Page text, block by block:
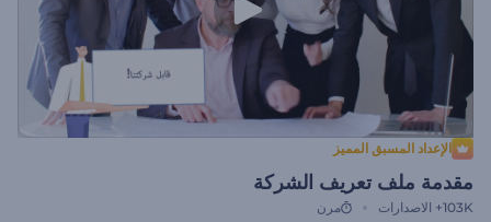
الإعداد المسبق المميز
مقدمة ملف تعريف الشركة
103K+ الاصدارات مرن